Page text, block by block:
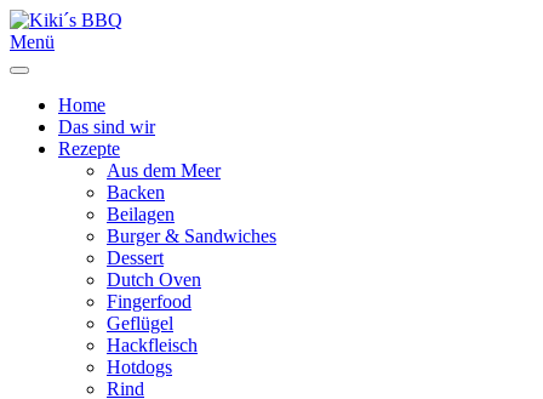
Menü
Home
Das sind wir
Rezepte
Aus dem Meer
Backen
Beilagen
Burger & Sandwiches
Dessert
Dutch Oven
Fingerfood
Geflügel
Hackfleisch
Hotdogs
Rind